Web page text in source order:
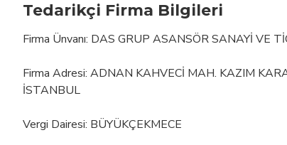
Tedarikçi Firma Bilgileri
Firma Ünvanı: DAS GRUP ASANSÖR SANAYİ VE
Firma Adresi: ADNAN KAHVECİ MAH. KAZIM
İSTANBUL
Vergi Dairesi: BÜYÜKÇEKMECE